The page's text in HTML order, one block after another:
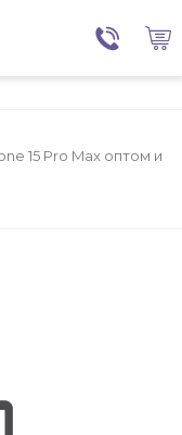
15 Pro Max оптом и